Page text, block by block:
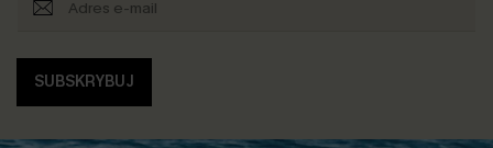
SUBSKRYBUJ